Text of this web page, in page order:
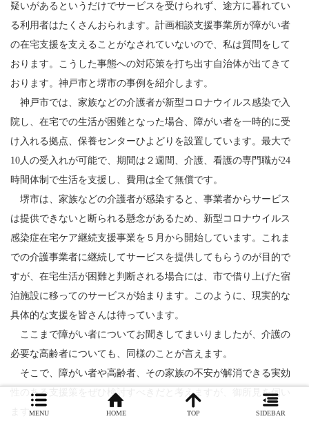
疑いがあるというだけでサービスを受けられず、途方に暮れてい
る利用者はたくさんおられます。計画相談支援事業所が障がい者
の在宅支援を支えることがなされていないので、私は質問をして
おります。こうした事態への対応策を打ち出す自治体が出てきて
おります。神戸市と堺市の事例を紹介します。
神戸市では、家族などの介護者が新型コロナウイルス感染で入
院し、在宅での生活が困難となった場合、障がい者を一時的に受
け入れる拠点、保養センターひよどりを設置しています。最大で
10人の受入れが可能で、期間は２週間、介護、看護の専門職が24
時間体制で生活を支援し、費用は全て無償です。
堺市は、家族などの介護者が感染すると、事業者からサービス
は提供できないと断られる懸念があるため、新型コロナウイルス
感染症在宅ケア継続支援事業を５月から開始しています。これま
での介護事業者に継続してサービスを提供してもらうのが目的で
すが、在宅生活が困難と判断される場合には、市で借り上げた宿
泊施設に移ってのサービスが始まります。このように、現実的な
具体的な支援を皆さんは待っています。
ここまで障がい者についてお聞きしてまいりましたが、介護の
必要な高齢者についても、同様のことが言えます。
そこで、障がい者や高齢者、その家族の不安が解消できる実効
性のある支援策をぜひ検討すべきだと考えますが、御所見を伺い
ます。MENU HOME TOP SIDEBAR